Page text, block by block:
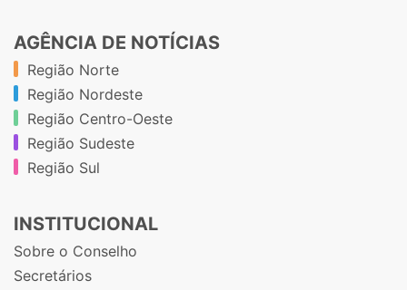
AGÊNCIA DE NOTÍCIAS
Região Norte
Região Nordeste
Região Centro-Oeste
Região Sudeste
Região Sul
INSTITUCIONAL
Sobre o Conselho
Secretários